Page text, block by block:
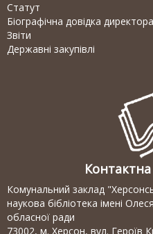
Статут
Біографічна довідка директора
Звіти
Державні закупівлі
Комунальний заклад
наукова бібліотека імені
обласної ради
73002, м. Херсон, вул. Героїв